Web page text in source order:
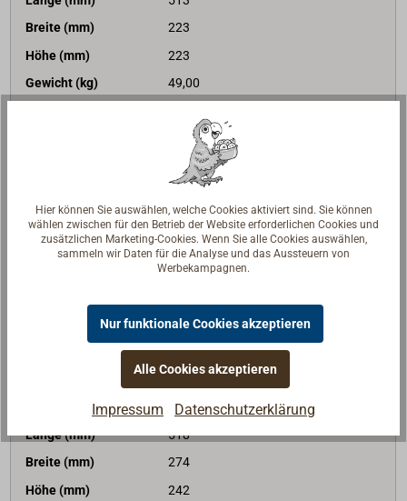
Breite (mm)
223
Höhe (mm)
223
Gewicht (kg)
49,00
netto:0,00 €
Versandfertig in 2-5 Tagen.
In den Warenkorb
4667-200
200Ah
1200
Länge (mm)
518
Breite (mm)
274
Höhe (mm)
242
Hier können Sie auswählen, welche Cookies aktiviert sind. Sie können
wählen zwischen für den Betrieb der Website erforderlichen Cookies und
zusätzlichen Marketing-Cookies. Wenn Sie alle Cookies auswählen,
sammeln wir Daten für die Analyse und das Aussteuern von
Werbekampagnen.
Nur funktionale Cookies akzeptieren
Alle Cookies akzeptieren
Impressum Datenschutzerklärung